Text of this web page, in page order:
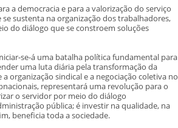
a democracia e para a valorização do serviço
sustenta na organização dos trabalhadores,
do diálogo que se constroem soluções
se-á uma batalha política fundamental para
uma luta diária pela transformação da
organização sindical e a negociação coletiva no
representará uma revolução para o
o servidor por meio do diálogo
pública; é investir na qualidade, na
beneficia toda a sociedade.